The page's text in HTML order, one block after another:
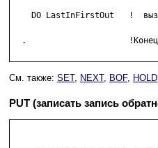
DO LastInFirstOut   !
.
См. также: SET, NEXT, BOF, HOLD
PUT (записать запись